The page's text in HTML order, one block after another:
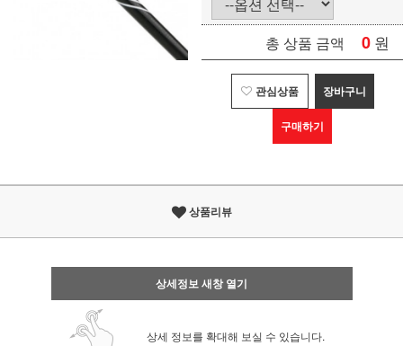
총 상품 금액 0 원
관심상품 장바구니
구매하기
상품리뷰
상세정보 새창 열기
상세 정보를 확대해 보실 수 있습니다.